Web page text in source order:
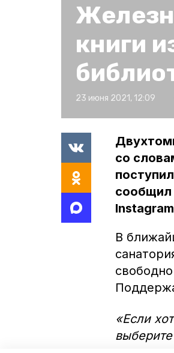
книги
23 июня 2021, 12:09
со
сообщил
В
«Если